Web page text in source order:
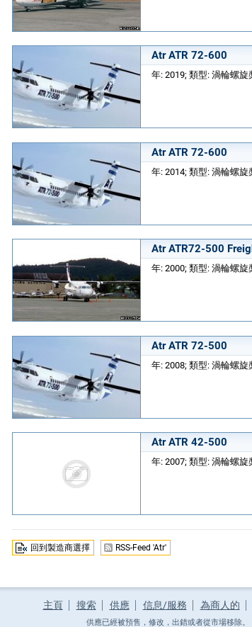
Atr ATR 72-600
年: 2019; 類型: 渦輪螺
Atr ATR 72-600
年: 2014; 類型: 渦輪螺
Atr ATR72-500
年: 2000; 類型: 渦輪螺
Atr ATR 72-500
年: 2008; 類型: 渦輪螺
Atr ATR 42-500
年: 2007; 類型: 渦輪螺
回到製造商選擇 RSS-Feed 'Atr'
主頁 搜索 供應 信息/服務 為商人的
供應已經被預售，修改，出錯或者從市場移除。